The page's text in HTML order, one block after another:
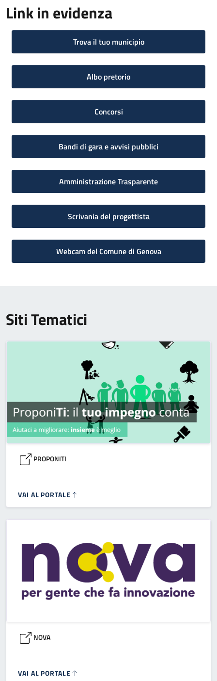
Link in evidenza
Trova il tuo municipio
Albo pretorio
Concorsi
Bandi di gara e avvisi pubblici
Amministrazione Trasparente
Scrivania del progettista
Webcam del Comune di Genova
Siti Tematici
PROPONITI
VAI AL PORTALE
NOVA
VAI AL PORTALE